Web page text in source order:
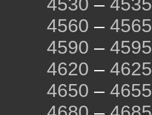
4530 – 4535
4560 – 4565
4590 – 4595
4620 – 4625
4650 – 4655